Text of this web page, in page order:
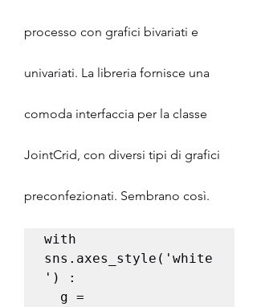
processo con grafici bivariati e
univariati. La libreria fornisce una
comoda interfaccia per la classe
JointCrid, con diversi tipi di grafici
preconfezionati. Sembrano così.
with
sns.axes_style('white
') :